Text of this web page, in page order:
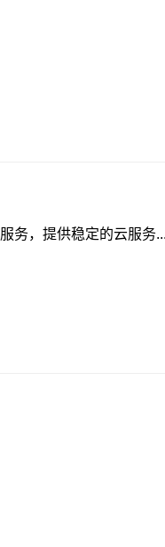
，提供稳定的云服务...